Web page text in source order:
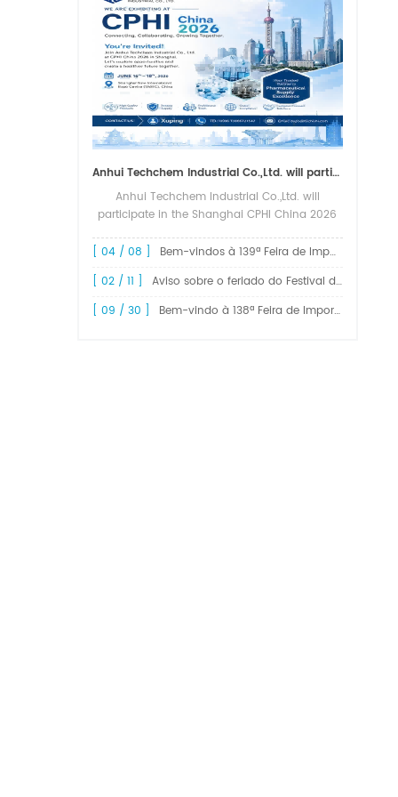
Anhui Techchem Industrial Co.,Ltd. will participate in the Shanghai CPHI China 2026 exhibition.
Anhui Techchem Industrial Co.,Ltd. will
participate in the Shanghai CPHI China 2026
grandly kick off at the Shanghai New
[ 04 / 08 ]
Bem-vindos à 139ª Feira de Importação e Exportação da China, Feira de Cantão.
[ 02 / 11 ]
Aviso sobre o feriado do Festival da Primavera de 2026!
[ 09 / 30 ]
Bem-vindo à 138ª Feira de Importação e Exportação da China